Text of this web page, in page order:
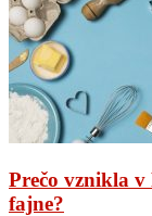
Prečo vznikla v
fajne?